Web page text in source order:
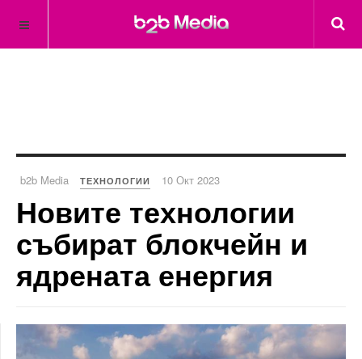
b2b Media ТЕХНОЛОГИИ 10 Окт 2023
Новите технологии
събират блокчейн и
ядрената енергия